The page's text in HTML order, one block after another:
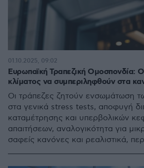
Ευρωπαϊκή Τραπεζική Ομοσπονδία:
κλίματος να συμπεριληφθούν στα
Οι τράπεζες ζητούν ενσωμάτωση
στα γενικά stress tests, αποφυγή
καταμέτρησης και υπερβολικών
απαιτήσεων, αναλογικότητα για
σαφείς κανόνες και ρεαλιστικά,
01.10.2025, 09:02